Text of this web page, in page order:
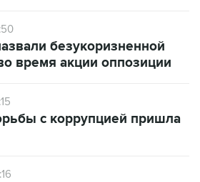
безукоризненной
время акции оппозиции
с коррупцией пришла